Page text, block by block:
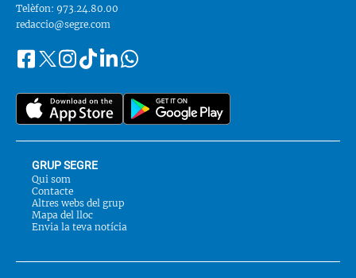
Telèfon: 973.24.80.00
redaccio@segre.com
Segueix-
a::
FacebookInstagram
TiktokLinkedinWhatsapp
GRUP SEGRE
Qui som
Contacte
Altres webs del grup
Mapa del lloc
Envia la teva notícia